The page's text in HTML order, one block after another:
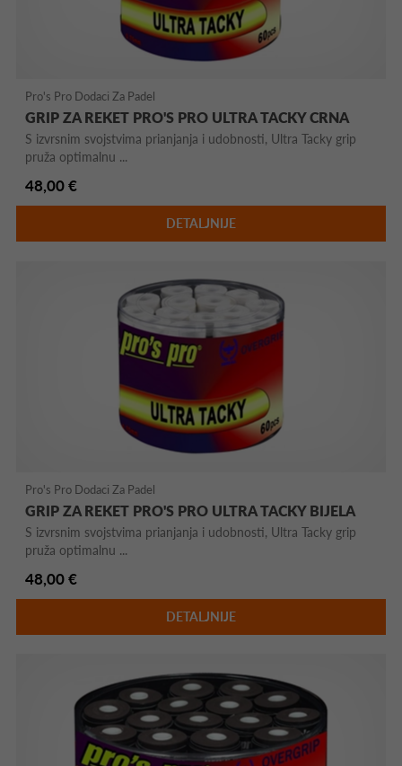
Pro's Pro Dodaci Za Padel
GRIP ZA REKET PRO'S PRO ULTRA TACKY CRNA
S izvrsnim svojstvima prianjanja i udobnosti, Ultra Tacky grip
pruža optimalnu ...
48,00 €
DETALJNIJE
Pro's Pro Dodaci Za Padel
GRIP ZA REKET PRO'S PRO ULTRA TACKY BIJELA
S izvrsnim svojstvima prianjanja i udobnosti, Ultra Tacky grip
pruža optimalnu ...
48,00 €
DETALJNIJE